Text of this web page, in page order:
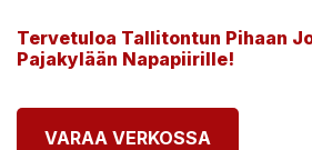
Tervetuloa Tallitontun Pihaan
Pajakylään Napapiirille!
VARAA VERKOSSA